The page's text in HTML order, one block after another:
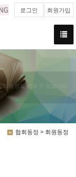
로그인 회원가입
의 동정을 보실 수 있습니다.
협회동정 > 회원동정